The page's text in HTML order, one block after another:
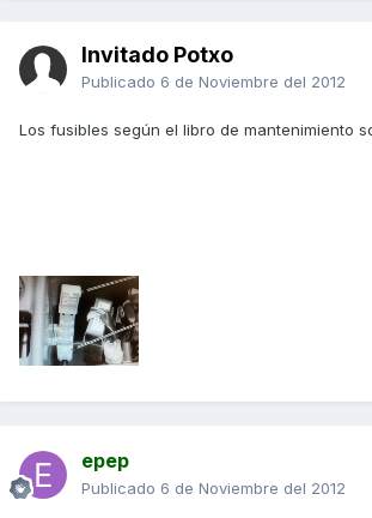
Invitado Potxo
Publicado 6 de Noviembre del 2012
Los fusibles según el libro de mantenimiento
epep
Publicado 6 de Noviembre del 2012